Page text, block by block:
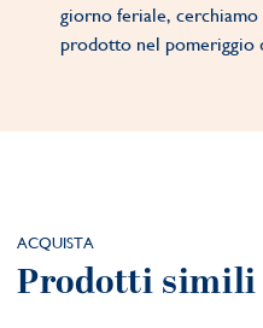
giorno feriale,
prodotto nel pomeriggio
ACQUISTA
Prodotti simili